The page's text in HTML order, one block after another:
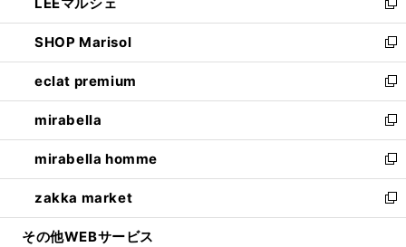
で
開
く
ド
ウ
で
開
く
ィ
ン
ド
ウ
で
開
く
い
ウ
ィ
ン
ド
ウ
で
開
く
新
し
い
ウ
ィ
ン
ド
ウ
で
開
く
SHOP Marisol
新
し
い
ウ
ィ
ン
ド
ウ
で
開
eclat premium
新
し
い
ウ
ィ
ン
ド
ウ
mirabella
新
し
い
ウ
ィ
ン
mirabella homme
新
し
い
ウ
zakka market
新
し
その他WEBサービス